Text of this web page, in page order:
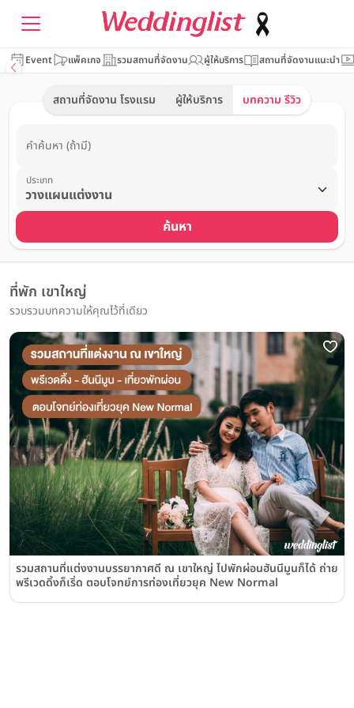
Event แพ็คเกจ รวมสถานที่จัดงาน ผู้ให้บริการ สถานที่จัดงานแนะนำ
สถานที่จัดงาน โรงแรม ผู้ให้บริการ บทความ รีวิว
คำค้นหา (ถ้ามี)
ประเภท
ค้นหา
ที่พัก เขาใหญ่
รวบรวมบทความให้คุณไว้ที่เดียว
รวมสถานที่แต่งงานบรรยากาศดี ณ เขาใหญ่ ไปพักผ่อนฮันนีมูนก็ได้ ถ่าย
พรีเวดดิ้งก็เริ่ด ตอบโจทย์การท่องเที่ยวยุค New Normal